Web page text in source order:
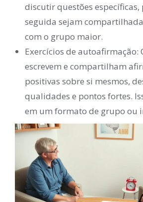
discutir questões específicas,
seguida sejam
com o grupo maior.
Exercícios de autoafirmação:
escrevem e compartilham
positivas sobre si mesmos,
qualidades e pontos fortes.
em um formato de grupo ou